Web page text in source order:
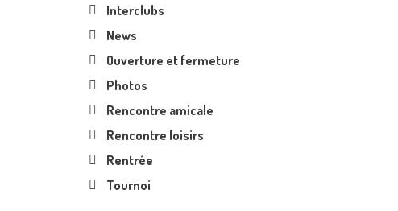
Interclubs
News
Ouverture et fermeture
Photos
Rencontre amicale
Rencontre loisirs
Rentrée
Tournoi